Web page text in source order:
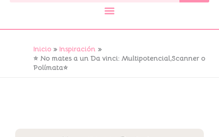
Inicio
Inspiración
⭐ No mates a un Da vinci: Multipotencial,Scanner o
Polímata⭐